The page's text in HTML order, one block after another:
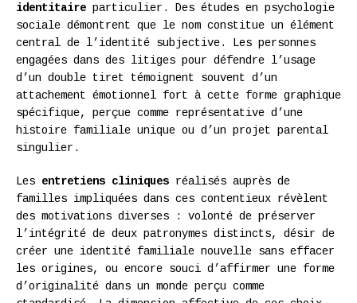
identitaire particulier. Des études en psychologie
sociale démontrent que le nom constitue un élément
central de l’identité subjective. Les personnes
engagées dans des litiges pour défendre l’usage
d’un double tiret témoignent souvent d’un
attachement émotionnel fort à cette forme graphique
spécifique, perçue comme représentative d’une
histoire familiale unique ou d’un projet parental
singulier.
Les entretiens cliniques réalisés auprès de
familles impliquées dans ces contentieux révèlent
des motivations diverses : volonté de préserver
l’intégrité de deux patronymes distincts, désir de
créer une identité familiale nouvelle sans effacer
les origines, ou encore souci d’affirmer une forme
d’originalité dans un monde perçu comme